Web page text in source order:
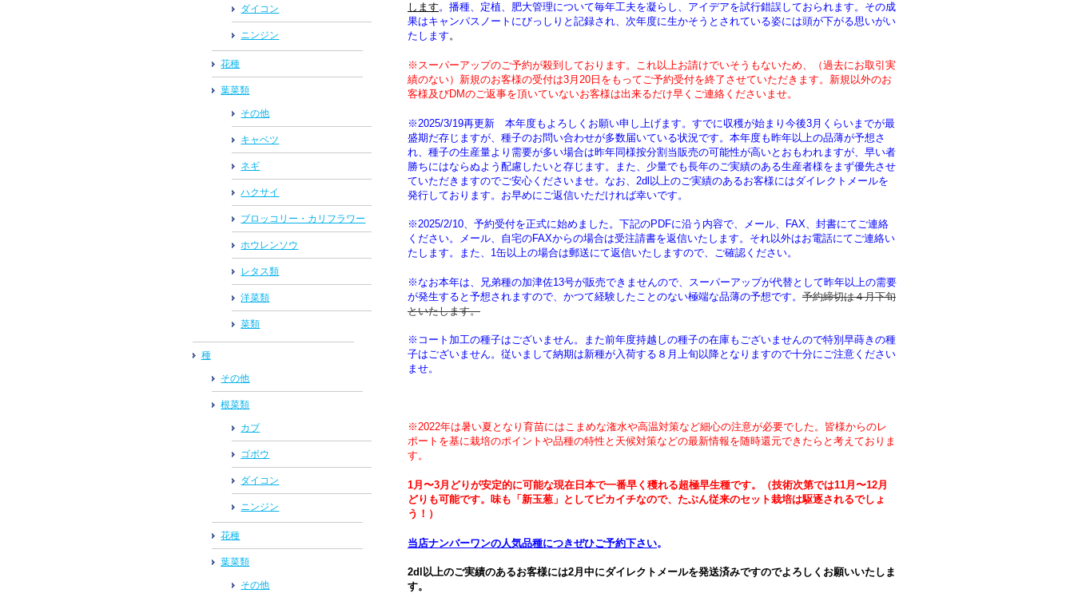
します。播種、定植、肥大管理について毎年工夫を凝らし、アイデアを試行錯誤しておられます。その成
果はキャンパスノートにびっしりと記録され、次年度に生かそうとされている姿には頭が下がる思いがい
たします。
※スーパーアップのご予約が殺到しております。これ以上お請けでいそうもないため、（過去にお取引実
績のない）新規のお客様の受付は3月20日をもってご予約受付を終了させていただきます。新規以外のお
客様及びDMのご返事を頂いていないお客様は出来るだけ早くご連絡くださいませ。
※2025/3/19再更新 本年度もよろしくお願い申し上げます。すでに収穫が始まり今後3月くらいまでが最
盛期だ存じますが、種子のお問い合わせが多数届いている状況です。本年度も昨年以上の品薄が予想さ
れ、種子の生産量より需要が多い場合は昨年同様按分割当販売の可能性が高いとおもわれますが、早い者
勝ちにはならぬよう配慮したいと存じます。また、少量でも長年のご実績のある生産者様をまず優先させ
ていただきますのでご安心くださいませ。なお、2dl以上のご実績のあるお客様にはダイレクトメールを
発行しております。お早めにご返信いただければ幸いです。
※2025/2/10、予約受付を正式に始めました。下記のPDFに沿う内容で、メール、FAX、封書にてご連絡
ください。メール、自宅のFAXからの場合は受注請書を返信いたします。それ以外はお電話にてご連絡い
たします。また、1缶以上の場合は郵送にて返信いたしますので、ご確認ください。
※なお本年は、兄弟種の加津佐13号が販売できませんので、スーパーアップが代替として昨年以上の需要
が発生すると予想されますので、かつて経験したことのない極端な品薄の予想です。 予約締切は４月下旬
といたします。
※コート加工の種子はございません。また前年度持越しの種子の在庫もございませんので特別早蒔きの種
子はございません。従いまして納期は新種が入荷する８月上旬以降となりますので十分にご注意ください
ませ。
※2022年は暑い夏となり育苗にはこまめな潅水や高温対策など細心の注意が必要でした。皆様からのレ
ポートを基に栽培のポイントや品種の特性と天候対策などの最新情報を随時還元できたらと考えておりま
す。
1月〜3月どりが安定的に可能な現在日本で一番早く穫れる超極早生種です。（技術次第では11月〜12月
どりも可能です。味も「新玉葱」としてピカイチなので、たぶん従来のセット栽培は駆逐されるでしょ
う！）
当店ナンバーワンの人気品種につきぜひご予約下さい。
2dl以上のご実績のあるお客様には2月中にダイレクトメールを発送済みですのでよろしくお願いいたしま
す。
ダイコン
ニンジン
花種
葉菜類
その他
キャベツ
ネギ
ハクサイ
ブロッコリー・カリフラワー
ホウレンソウ
レタス類
洋菜類
菜類
種
その他
根菜類
カブ
ゴボウ
ダイコン
ニンジン
花種
葉菜類
その他